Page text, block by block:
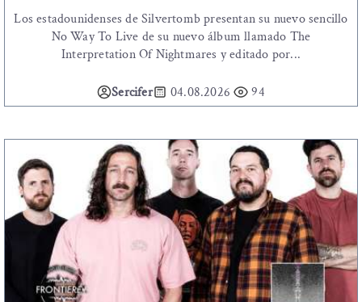
Los estadounidenses de Silvertomb presentan su nuevo sencillo
No Way To Live de su nuevo álbum llamado The
Interpretation Of Nightmares y editado por...
Sercifer 04.08.2026 94